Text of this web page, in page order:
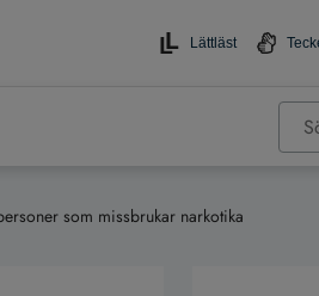
Lättläst
som missbrukar narkotika